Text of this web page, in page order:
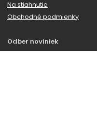
Na stiahnutie
Obchodné podmienky
Odber noviniek